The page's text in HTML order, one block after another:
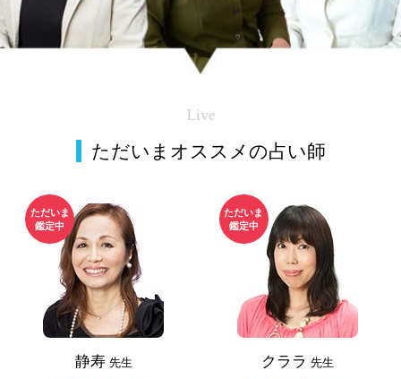
Live
ただいまオススメの占い師
ただいま
鑑定中
静寿 先生
ただいま
鑑定中
クララ 先生